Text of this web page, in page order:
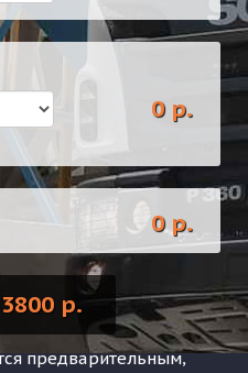
0 р.
0 р.
3800 р.
предварительным,